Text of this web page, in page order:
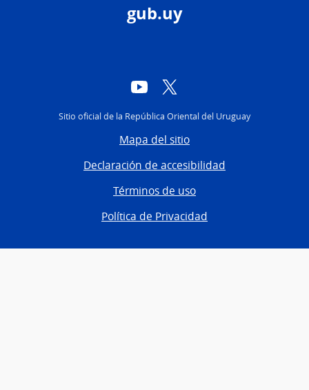
gub.uy
YouTube
Sitio oficial de la República Oriental del Uruguay
Mapa del sitio
Declaración de accesibilidad
Términos de uso
Política de Privacidad